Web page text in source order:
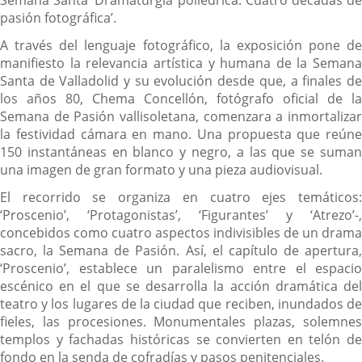
pasión fotográfica’.
A través del lenguaje fotográfico, la exposición pone de
manifiesto la relevancia artística y humana de la Semana
Santa de Valladolid y su evolución desde que, a finales de
los años 80, Chema Concellón, fotógrafo oficial de la
Semana de Pasión vallisoletana, comenzara a inmortalizar
la festividad cámara en mano. Una propuesta que reúne
150 instantáneas en blanco y negro, a las que se suman
una imagen de gran formato y una pieza audiovisual.
El recorrido se organiza en cuatro ejes temáticos:
‘Proscenio’, ‘Protagonistas’, ‘Figurantes’ y ‘Atrezo’-,
concebidos como cuatro aspectos indivisibles de un drama
sacro, la Semana de Pasión. Así, el capítulo de apertura,
‘Proscenio’, establece un paralelismo entre el espacio
escénico en el que se desarrolla la acción dramática del
teatro y los lugares de la ciudad que reciben, inundados de
fieles, las procesiones. Monumentales plazas, solemnes
templos y fachadas históricas se convierten en telón de
fondo en la senda de cofradías y pasos penitenciales.